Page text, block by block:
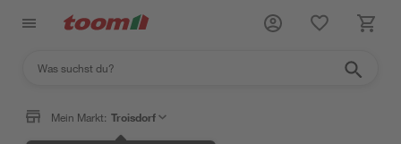
Mein Markt: Troisdorf